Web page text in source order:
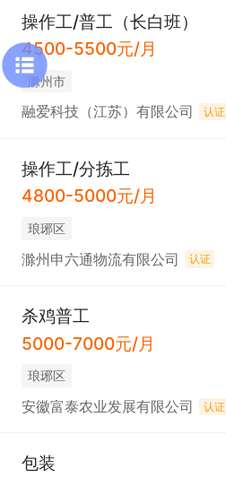
操作工/普工（长白班）
4500-5500元/月
滁州市
融爱科技（江苏）有限公司 认证
操作工/分拣工
4800-5000元/月
琅琊区
滁州申六通物流有限公司 认证
杀鸡普工
5000-7000元/月
琅琊区
安徽富泰农业发展有限公司 认证
包装